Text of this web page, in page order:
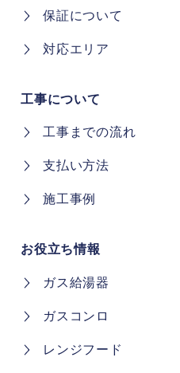
対応エリア
保証について
お役立ち情報
レンジフード
ガスコンロ
ガス給湯器
工事までの流れ
施工事例
支払い方法
工事について